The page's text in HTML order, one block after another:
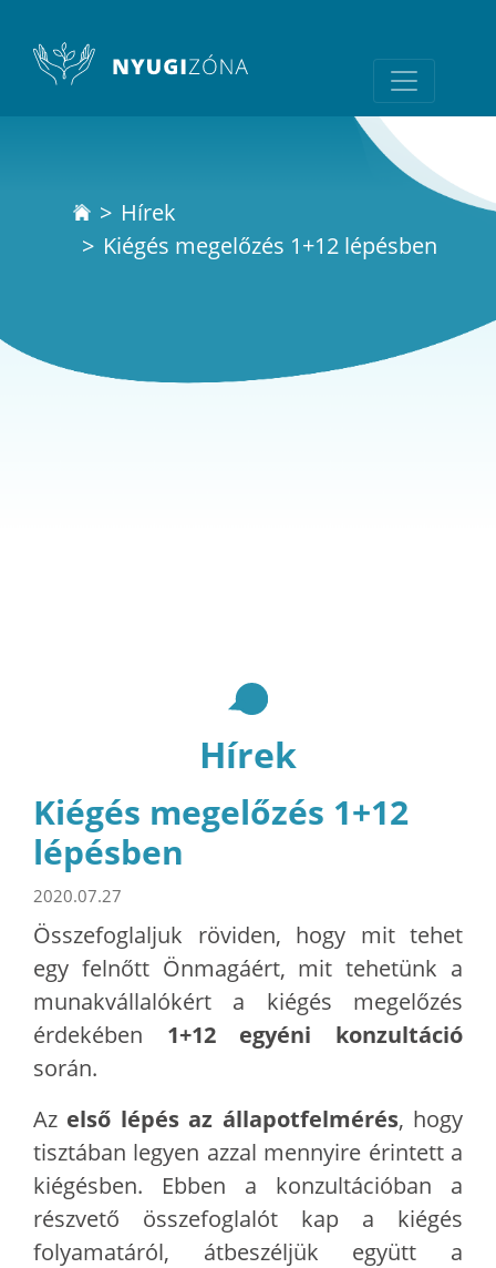
Hírek
Kiégés megelőzés 1+12 lépésben
Hírek
Kiégés megelőzés 1+12
lépésben
2020.07.27
Összefoglaljuk röviden, hogy mit tehet
egy felnőtt Önmagáért, mit tehetünk a
munakvállalókért a kiégés megelőzés
érdekében 1+12 egyéni konzultáció
során.
Az első lépés az állapotfelmérés, hogy
tisztában legyen azzal mennyire érintett a
kiégésben. Ebben a konzultációban a
részvető összefoglalót kap a kiégés
folyamatáról, átbeszéljük együtt a